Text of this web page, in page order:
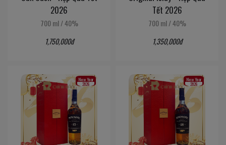
2026
700 ml /40%
1,750,000đ
Tết 2026
700 ml /40%
1,350,000đ
New Year
2026
New Year
2026